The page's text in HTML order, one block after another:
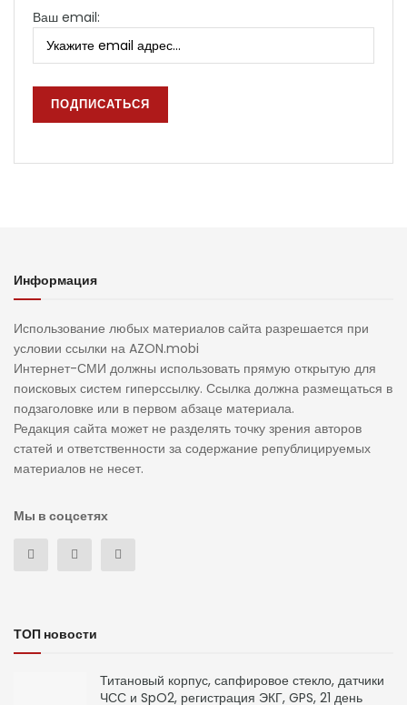
Ваш email:
Информация
Использование любых материалов сайта разрешается при
условии ссылки на AZON.mobi
Интернет-СМИ должны использовать прямую открытую для
поисковых систем гиперссылку. Ссылка должна размещаться в
подзаголовке или в первом абзаце материала.
Редакция сайта может не разделять точку зрения авторов
статей и ответственности за содержание републицируемых
материалов не несет.
Мы в соцсетях
ТОП новости
Титановый корпус, сапфировое стекло, датчики
ЧСС и SpO2, регистрация ЭКГ, GPS, 21 день